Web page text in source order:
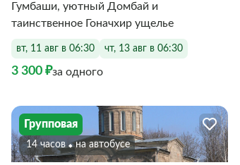
Гумбаши, уютный Домбай и
таинственное Гоначхир ущелье
вт, 11 авг в 06:30 чт, 13 авг в 06:30
3 300 ₽за одного
Групповая
14 часов На автобусе